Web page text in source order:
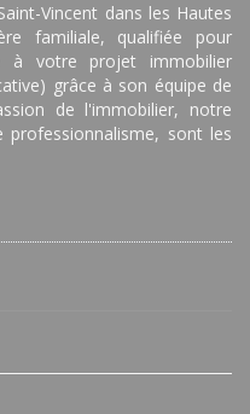
Vincent dans les Hautes
familiale, qualifiée pour
à votre projet immobilier
grâce à son équipe de
de l'immobilier, notre
sont les